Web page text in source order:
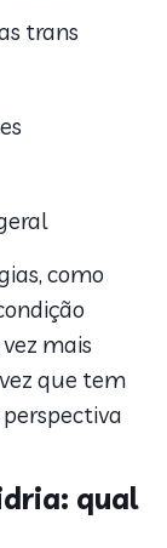
trans
como
mais
que tem
qual